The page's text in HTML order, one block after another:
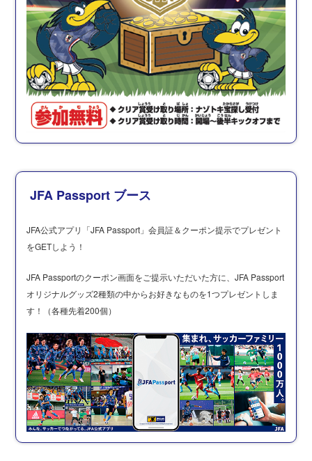
JFA Passport ブース
JFA公式アプリ「JFA Passport」会員証＆クーポン提示でプレゼント
をGETしよう！
JFA Passportのクーポン画面をご提示いただいた方に、JFA Passport
オリジナルグッズ2種類の中からお好きなものを1つプレゼントしま
す！（各種先着200個）